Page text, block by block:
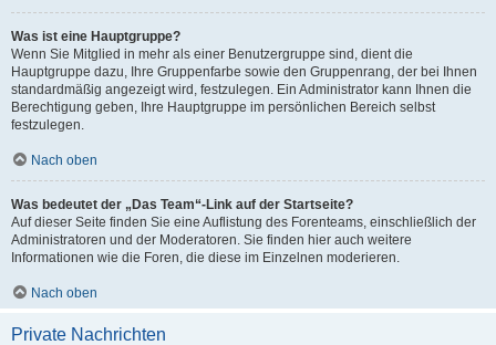
Was ist eine Hauptgruppe?
Wenn Sie Mitglied in mehr als einer Benutzergruppe sind, dient die
Hauptgruppe dazu, Ihre Gruppenfarbe sowie den Gruppenrang, der bei Ihnen
standardmäßig angezeigt wird, festzulegen. Ein Administrator kann Ihnen die
Berechtigung geben, Ihre Hauptgruppe im persönlichen Bereich selbst
festzulegen.
Nach oben
Was bedeutet der „Das Team“-Link auf der Startseite?
Auf dieser Seite finden Sie eine Auflistung des Forenteams, einschließlich der
Administratoren und der Moderatoren. Sie finden hier auch weitere
Informationen wie die Foren, die diese im Einzelnen moderieren.
Nach oben
Private Nachrichten